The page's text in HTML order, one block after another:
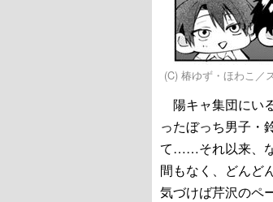
(C) 椿ゆず・ほわこ／
陽キャ集団にい
ったぼっち男子・
て……それ以来、な
間もなく、どんど
気づけば芹沢のペ